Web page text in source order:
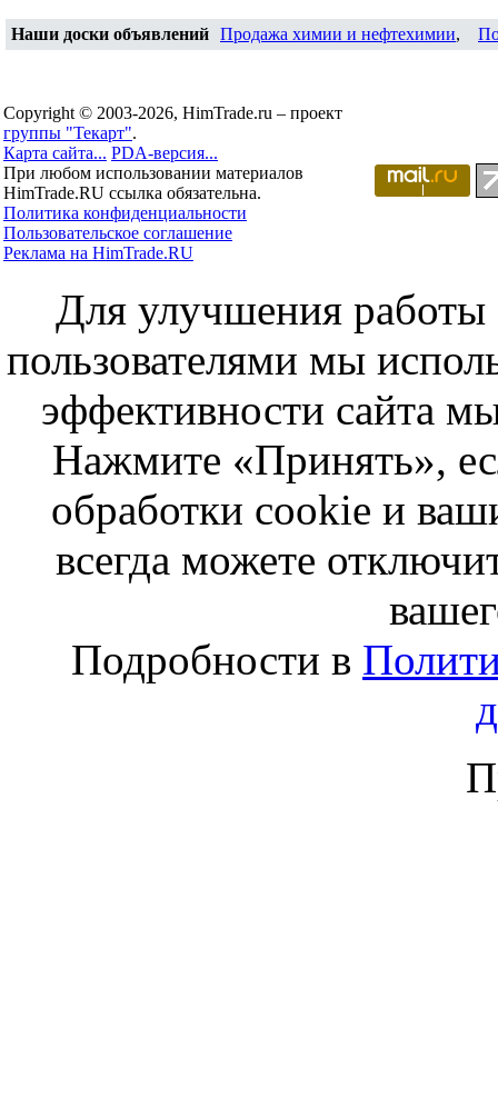
Наши доски объявлений Продажа химии и нефтехимии,
Copyright © 2003-2026, HimTrade.ru – проект
группы "Текарт".
Карта сайта... PDA-версия...
При любом использовании материалов
HimTrade.RU ссылка обязательна.
Политика конфиденциальности
Пользовательское соглашение
Реклама на HimTrade.RU
Для улучшения работы
пользователями мы
эффективности сайта
Нажмите «Принять»,
обработки cookie и
всегда можете
Подробности в